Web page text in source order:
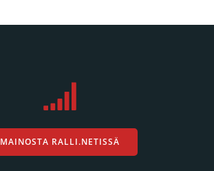
MAINOSTA RALLI.NETISSÄ